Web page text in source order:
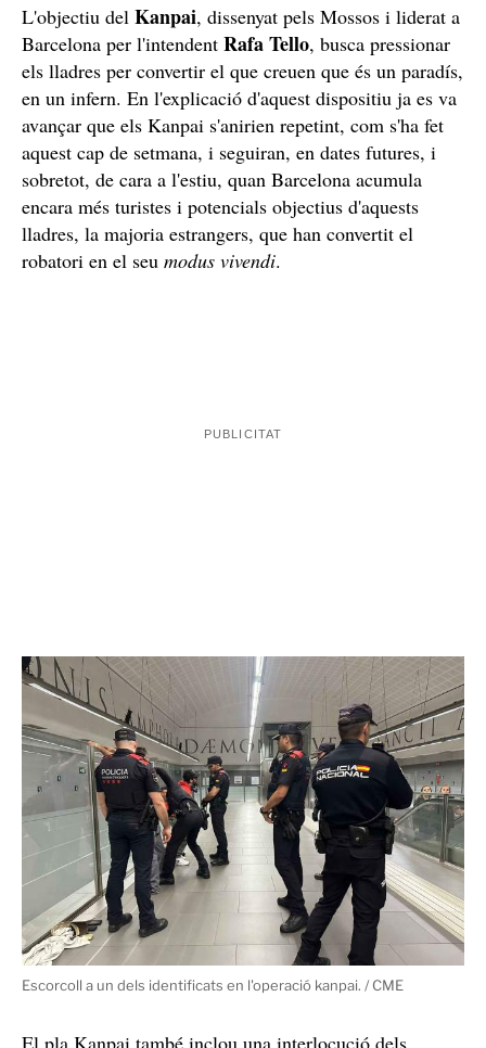
L'objectiu del Kanpai, dissenyat pels Mossos i liderat a
Barcelona per l'intendent Rafa Tello, busca pressionar
els lladres per convertir el que creuen que és un paradís,
en un infern. En l'explicació d'aquest dispositiu ja es va
avançar que els Kanpai s'anirien repetint, com s'ha fet
aquest cap de setmana, i seguiran, en dates futures, i
sobretot, de cara a l'estiu, quan Barcelona acumula
encara més turistes i potencials objectius d'aquests
lladres, la majoria estrangers, que han convertit el
robatori en el seu modus vivendi.
Escorcoll a un dels identificats en l'operació kanpai. / CME
El pla Kanpai també inclou una interlocució dels